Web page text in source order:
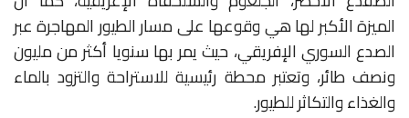
الميزة الأكبر لها هي وقوعها على مسار الطيور المهاجرة عبر
الصدع السوري الإفريقي، حيث يمر بها سنويا أكثر من مليون
ونصف طائر، وتعتبر محطة رئيسية للاستراحة والتزود بالماء
والغذاء والتكاثر للطيور.